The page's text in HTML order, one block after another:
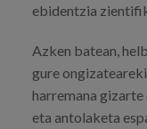
ebidentzia
Azken batean,
gure
harremana
eta antolaketa